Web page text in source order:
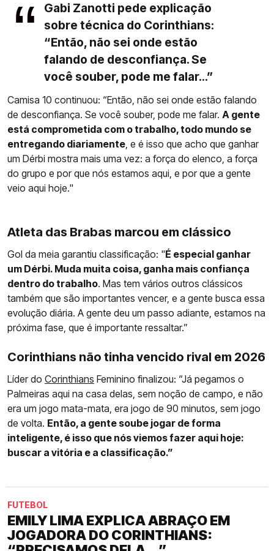
Gabi Zanotti pede explicação
sobre técnica do Corinthians:
“Então, não sei onde estão
falando de desconfiança. Se
você souber, pode me falar...”
Camisa 10 continuou: “Então, não sei onde estão falando
de desconfiança. Se você souber, pode me falar. A gente
está comprometida com o trabalho, todo mundo se
entregando diariamente, e é isso que acho que ganhar
um Dérbi mostra mais uma vez: a força do elenco, a força
do grupo e por que nós estamos aqui, e por que a gente
veio aqui hoje."
Atleta das Brabas marcou em clássico
Gol da meia garantiu classificação: "É especial ganhar
um Dérbi. Muda muita coisa, ganha mais confiança
dentro do trabalho. Mas tem vários outros clássicos
também que são importantes vencer, e a gente busca essa
evolução diária. A gente deu um passo adiante, estamos na
próxima fase, que é importante ressaltar.”
Corinthians não tinha vencido rival em 2026
Líder do Corinthians Feminino finalizou: “Já pegamos o
Palmeiras aqui na casa delas, sem noção de campo, e não
era um jogo mata-mata, era jogo de 90 minutos, sem jogo
de volta. Então, a gente soube jogar de forma
inteligente, é isso que nós viemos fazer aqui hoje:
buscar a vitória e a classificação.”
FUTEBOL
EMILY LIMA EXPLICA ABRAÇO EM
JOGADORA DO CORINTHIANS: